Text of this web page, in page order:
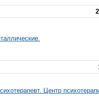
Центр